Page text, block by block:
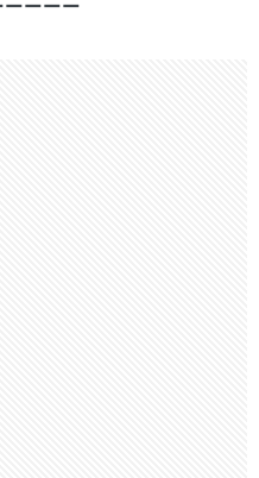
ーーー